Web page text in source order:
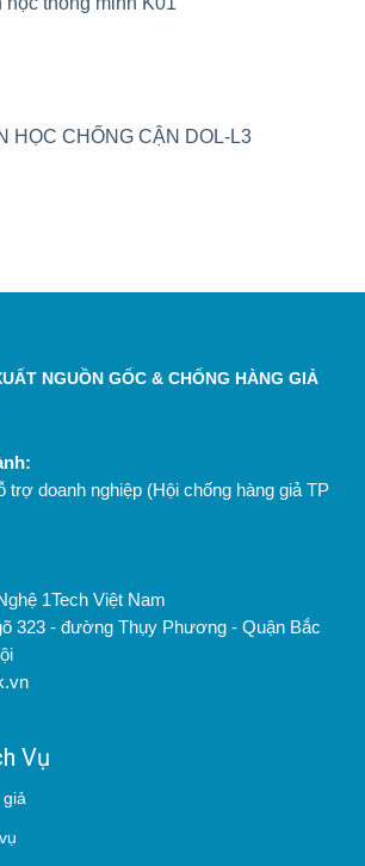
HỌC CHỐNG CẬN DOL-L3
NGUỒN GỐC & CHỐNG HÀNG GIẢ
trợ doanh nghiệp (Hội chống hàng giả TP
1Tech Việt Nam
323 - đường Thụy Phương - Quận Bắc
Vụ